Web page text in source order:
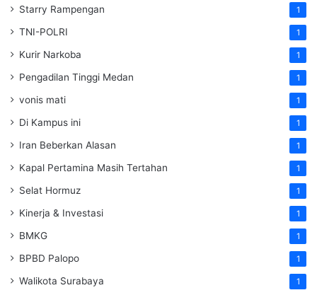
Starry Rampengan 1
TNI-POLRI 1
Kurir Narkoba 1
Pengadilan Tinggi Medan 1
vonis mati 1
Di Kampus ini 1
Iran Beberkan Alasan 1
Kapal Pertamina Masih Tertahan 1
Selat Hormuz 1
Kinerja & Investasi 1
BMKG 1
BPBD Palopo 1
Walikota Surabaya 1